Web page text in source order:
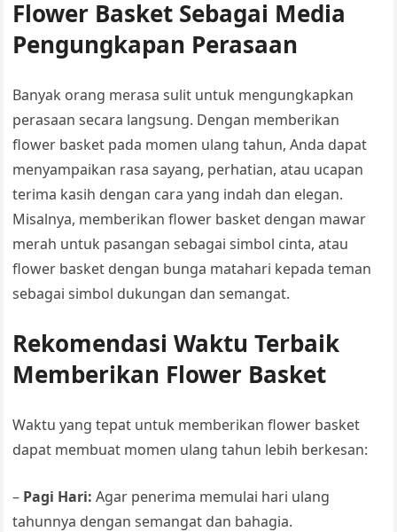
Flower Basket Sebagai Media
Pengungkapan Perasaan
Banyak orang merasa sulit untuk mengungkapkan
perasaan secara langsung. Dengan memberikan
flower basket pada momen ulang tahun, Anda dapat
menyampaikan rasa sayang, perhatian, atau ucapan
terima kasih dengan cara yang indah dan elegan.
Misalnya, memberikan flower basket dengan mawar
merah untuk pasangan sebagai simbol cinta, atau
flower basket dengan bunga matahari kepada teman
sebagai simbol dukungan dan semangat.
Rekomendasi Waktu Terbaik
Memberikan Flower Basket
Waktu yang tepat untuk memberikan flower basket
dapat membuat momen ulang tahun lebih berkesan:
– Pagi Hari: Agar penerima memulai hari ulang
tahunnya dengan semangat dan bahagia.